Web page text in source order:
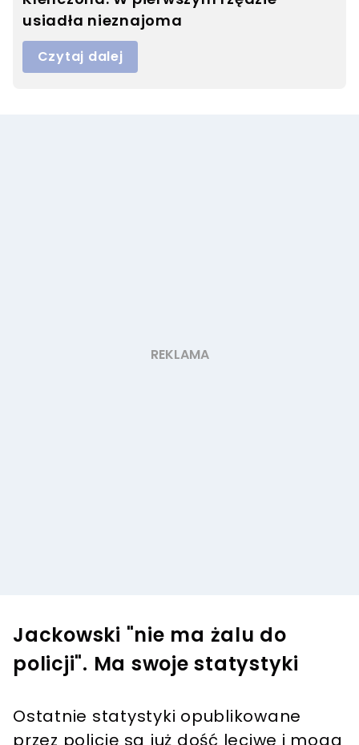
usiadła nieznajoma
Czytaj dalej
Jackowski "nie ma żalu do
policji". Ma swoje statystyki
Ostatnie statystyki opublikowane
przez policję są już dość leciwe i mogą